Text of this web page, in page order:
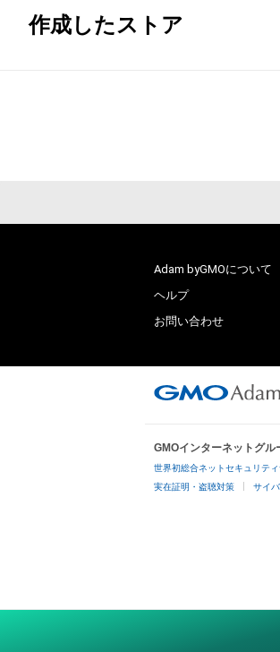
作成したストア
Adam byGMOについて
ヘルプ
お問い合わせ
GMOインターネットグ
世界初総合ネットセキュリテ
実在証明・盗聴対策 サイ